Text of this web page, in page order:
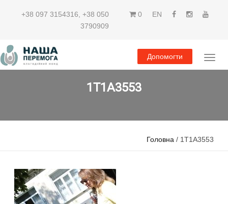
+38 097 3154316 +38 050
3790909
0 EN
Допомогти
1T1A3553
Головна / 1T1A3553